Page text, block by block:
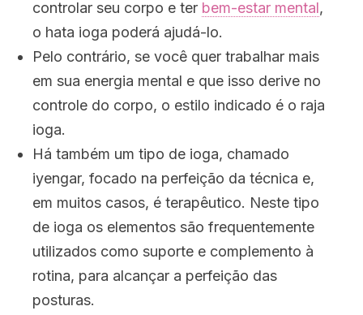
controlar seu corpo e ter bem-estar mental,
o hata ioga poderá ajudá-lo.
Pelo contrário, se você quer trabalhar mais
em sua energia mental e que isso derive no
controle do corpo, o estilo indicado é o raja
ioga.
Há também um tipo de ioga, chamado
iyengar, focado na perfeição da técnica e,
em muitos casos, é terapêutico. Neste tipo
de ioga os elementos são frequentemente
utilizados como suporte e complemento à
rotina, para alcançar a perfeição das
posturas.